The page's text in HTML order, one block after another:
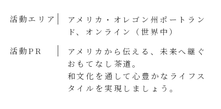
活動エリア
アメリカ・オレゴン州ポートラン
ド、オンライン（世界中）
活動PR
アメリカから伝える、未来へ継ぐ
おもてなし茶道。
和文化を通して心豊かなライフス
タイルを実現しましょう。